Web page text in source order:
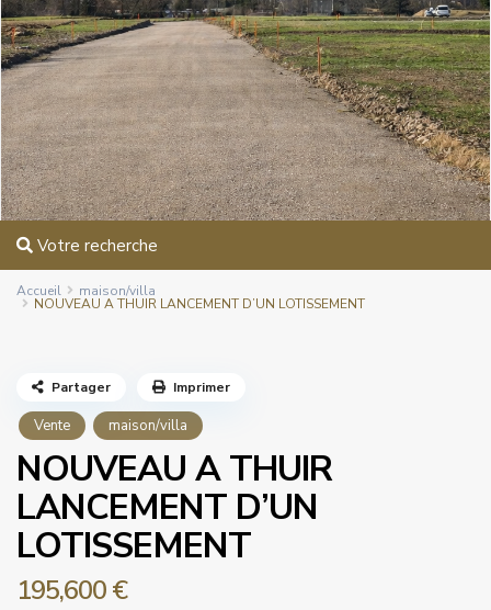
Votre recherche
Accueil maison/villa
NOUVEAU A THUIR LANCEMENT D’UN LOTISSEMENT
Vente maison/villa
NOUVEAU A THUIR
LANCEMENT D’UN
LOTISSEMENT
195,600 €
Partager Imprimer